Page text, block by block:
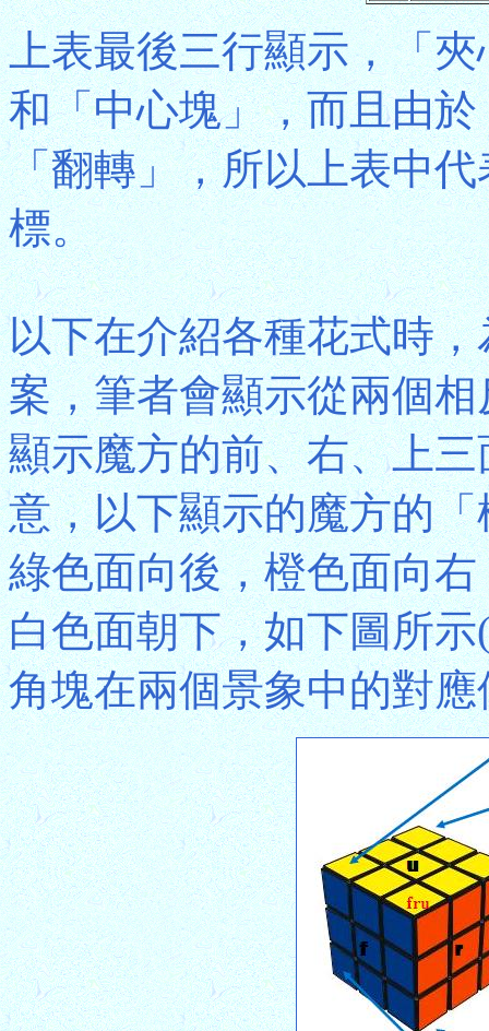
上表最後三行顯示，「
和「中心塊」，而且由
「翻轉」，所以上表中
標。
以下在介紹各種花式時
案，筆者會顯示從兩個
顯示魔方的前、右、上
意，以下顯示的魔方的
綠色面向後，橙色面向
白色面朝下，如下圖所
角塊在兩個景象中的對應